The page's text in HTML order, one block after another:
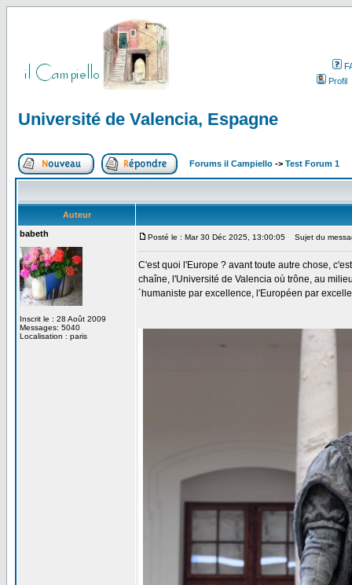
Profil
Université de Valencia, Espagne
Forums il Campiello -> Test Forum 1
Auteur
babeth
Inscrit le : 28 Août 2009
Messages: 5040
Localisation : paris
Posté le : Mar 30 Déc 2025, 13:00:05 Sujet du
C'est quoi l'Europe ? avant toute autre chose,
chaîne, l'Université de Valencia où trône, au
´humaniste par excellence, l'Européen par